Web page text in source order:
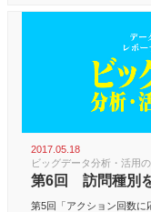
2017.05.18
ビッグデータ分析・活用
第6回 訪問種別
第5回「アクション回数に